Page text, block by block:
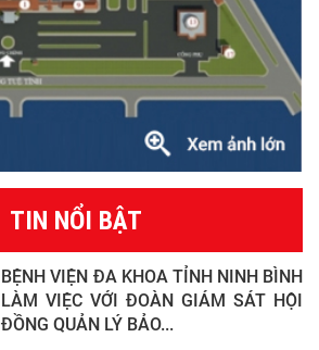
TIN NỔI BẬT
BỆNH VIỆN ĐA KHOA TỈNH NINH BÌNH
LÀM VIỆC VỚI ĐOÀN GIÁM SÁT HỘI
ĐỒNG QUẢN LÝ BẢO...